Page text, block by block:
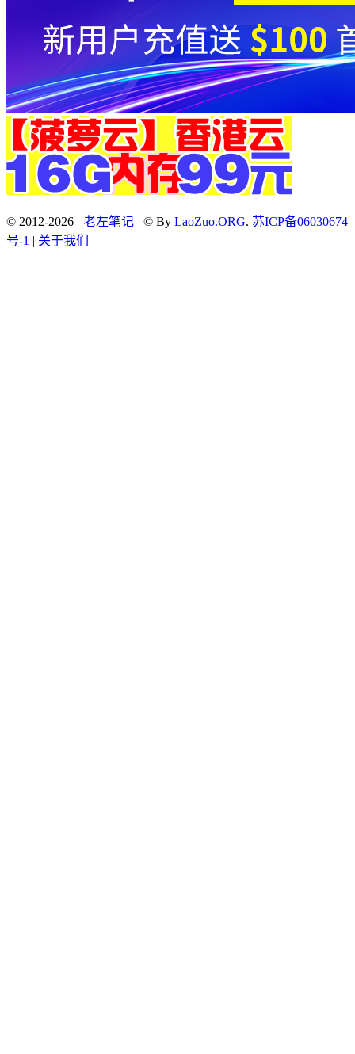
© 2012-2026 老左笔记 © By LaoZuo.ORG. 苏ICP备06030674
号-1 | 关于我们